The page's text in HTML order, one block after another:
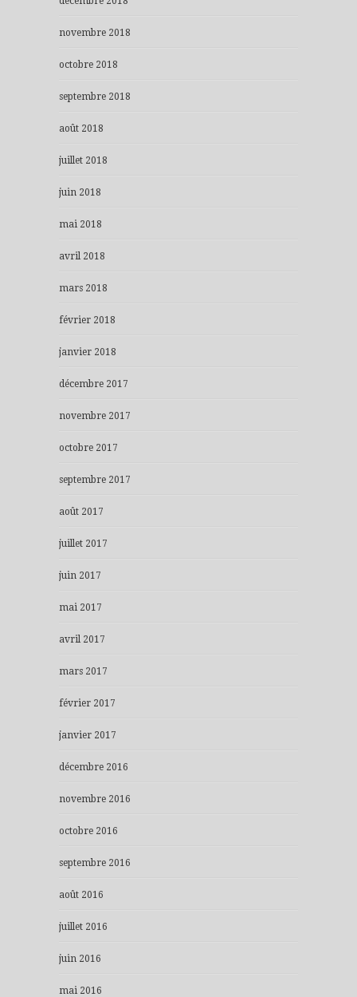
novembre 2018
octobre 2018
septembre 2018
août 2018
juillet 2018
juin 2018
mai 2018
avril 2018
mars 2018
février 2018
janvier 2018
décembre 2017
novembre 2017
octobre 2017
septembre 2017
août 2017
juillet 2017
juin 2017
mai 2017
avril 2017
mars 2017
février 2017
janvier 2017
décembre 2016
novembre 2016
octobre 2016
septembre 2016
août 2016
juillet 2016
juin 2016
mai 2016